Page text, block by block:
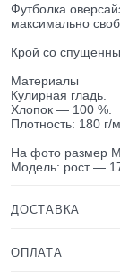
Футболка
максимально
Крой со
Материалы
Кулирная гладь.
Хлопок — 100 %.
Плотность: 180 г/
На фото размер М.
Модель: рост —
ДОСТАВКА
ОПЛАТА